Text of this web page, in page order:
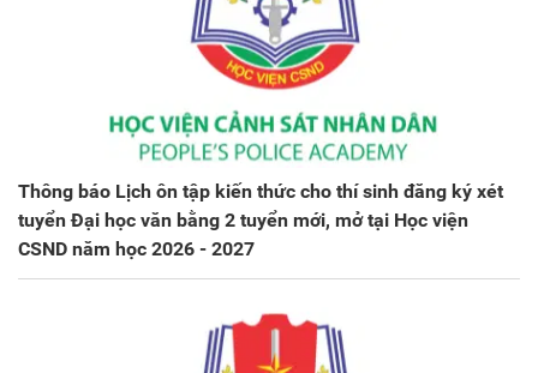
Thông báo Lịch ôn tập kiến thức cho thí sinh đăng ký xét
tuyển Đại học văn bằng 2 tuyển mới, mở tại Học viện
CSND năm học 2026 - 2027